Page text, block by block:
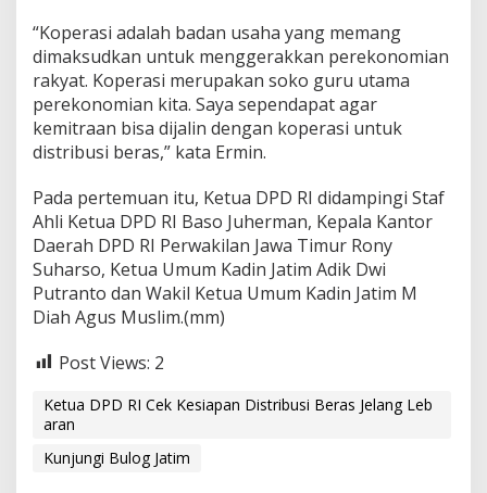
“Koperasi adalah badan usaha yang memang
dimaksudkan untuk menggerakkan perekonomian
rakyat. Koperasi merupakan soko guru utama
perekonomian kita. Saya sependapat agar
kemitraan bisa dijalin dengan koperasi untuk
distribusi beras,” kata Ermin.
Pada pertemuan itu, Ketua DPD RI didampingi Staf
Ahli Ketua DPD RI Baso Juherman, Kepala Kantor
Daerah DPD RI Perwakilan Jawa Timur Rony
Suharso, Ketua Umum Kadin Jatim Adik Dwi
Putranto dan Wakil Ketua Umum Kadin Jatim M
Diah Agus Muslim.(mm)
Post Views: 2
Ketua DPD RI Cek Kesiapan Distribusi Beras Jelang Leb
aran
Kunjungi Bulog Jatim